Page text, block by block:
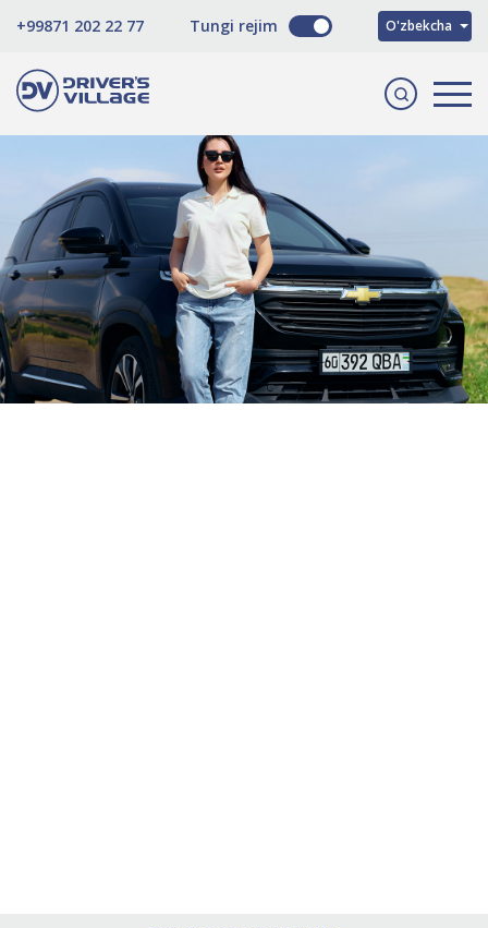
+99871 202 22 77 Tungi rejim O'zbekcha
Русский